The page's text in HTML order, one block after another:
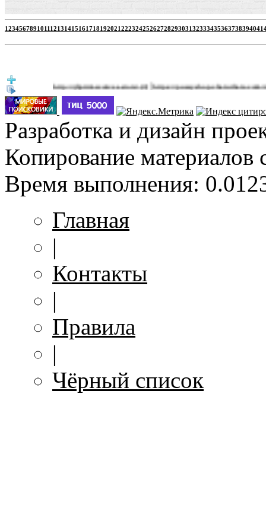
1234567891011121314151617181920212223242526272829303132333435363738394041
http://jbprimecurves.store/(3)|https://pussyshop.chaturbate.com/male-
Разработка и дизайн
Копирование материалов
Время выполнения:
Главная
|
Контакты
|
Правила
|
Чёрный список